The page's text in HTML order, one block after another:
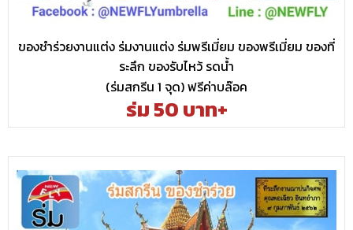
ของชำร่วยงานแต่ง ร่มงานแต่ง ร่มพรีเมี่ยม ของพรีเมี่ยม ของที่
ระลึก ของรับไหว้ รดน้ำ
(ร่มสกรีน 1 จุด) ฟรีค่าบล๊อค
ร่ม 50 บาท+